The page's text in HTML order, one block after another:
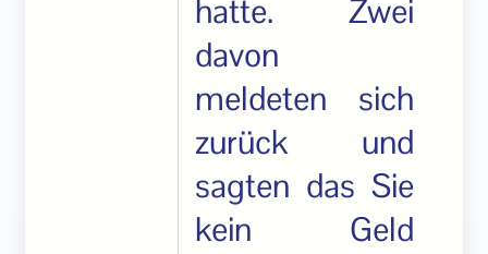
hatte. Zwei
davon
meldeten sich
zurück und
sagten das Sie
kein Geld